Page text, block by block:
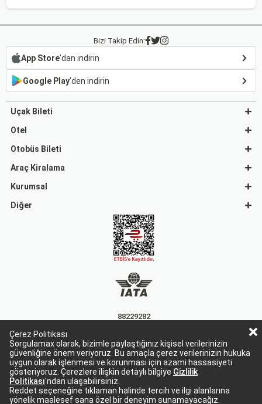
Çerez Politikası
Sorgulamax olarak, bizimle paylaştığınız kişisel verilerinizin
güvenliğine önem veriyoruz. Bu amaçla çerez verilerinizin hukuka
uygun olarak işlenmesi ve korunması için azami hassasiyeti
gösteriyoruz. Çerezlere ilişkin detaylı bilgiye Gizlilik
Politikası'ndan ulaşabilirsiniz.
Reddet seçeneğine tıklaman halinde tercih ve ilgi alanlarına
yönelik maalesef sana özel bir deneyim sunamayacağız.
Bizi Takip Edin:
App Store'dan indirin
Google Play'den indirin
Uçak Bileti
Otel
Otobüs Bileti
Araç Kiralama
Kurumsal
Diğer
88229282
15863
Sorgulamax Turizim, TURSAB Belge No: 15863